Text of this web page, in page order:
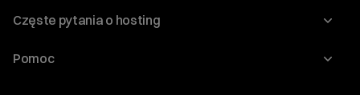
Regulaminy i specyfikacje
WordPress
Audyt stron
Domeny
Częste pytania o hosting
Jak przenieść stronę?
Pomoc